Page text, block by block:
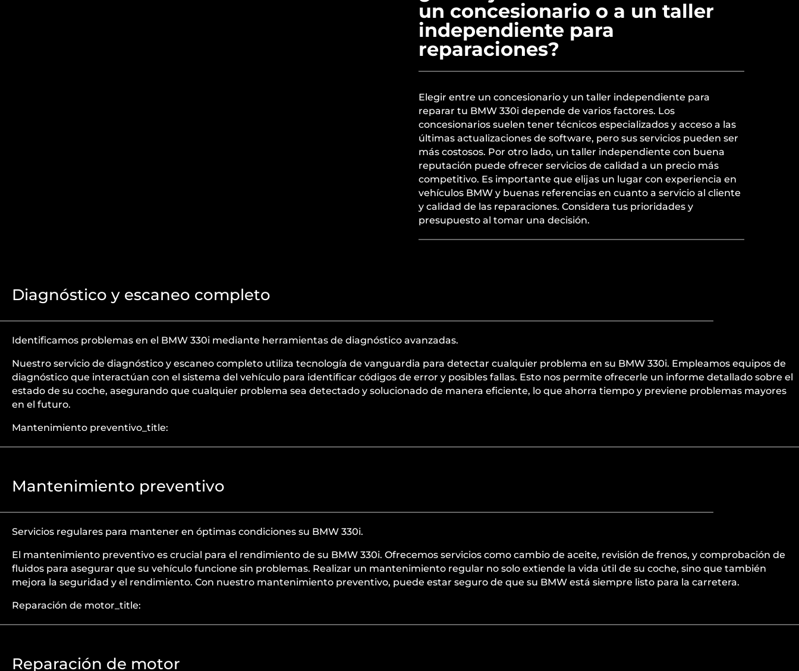
un concesionario o a un taller
independiente para
reparaciones?
Elegir entre un concesionario y un taller independiente para
reparar tu BMW 330i depende de varios factores. Los
concesionarios suelen tener técnicos especializados y acceso a las
últimas actualizaciones de software, pero sus servicios pueden ser
más costosos. Por otro lado, un taller independiente con buena
reputación puede ofrecer servicios de calidad a un precio más
competitivo. Es importante que elijas un lugar con experiencia en
vehículos BMW y buenas referencias en cuanto a servicio al cliente
y calidad de las reparaciones. Considera tus prioridades y
presupuesto al tomar una decisión.
Diagnóstico y escaneo completo
Identificamos problemas en el BMW 330i mediante herramientas de diagnóstico avanzadas.
Nuestro servicio de diagnóstico y escaneo completo utiliza tecnología de vanguardia para detectar cualquier problema en su BMW 330i. Empleamos equipos de
diagnóstico que interactúan con el sistema del vehículo para identificar códigos de error y posibles fallas. Esto nos permite ofrecerle un informe detallado sobre el
estado de su coche, asegurando que cualquier problema sea detectado y solucionado de manera eficiente, lo que ahorra tiempo y previene problemas mayores
en el futuro.
Mantenimiento preventivo_title:
Mantenimiento preventivo
Servicios regulares para mantener en óptimas condiciones su BMW 330i.
El mantenimiento preventivo es crucial para el rendimiento de su BMW 330i. Ofrecemos servicios como cambio de aceite, revisión de frenos, y comprobación de
fluidos para asegurar que su vehículo funcione sin problemas. Realizar un mantenimiento regular no solo extiende la vida útil de su coche, sino que también
mejora la seguridad y el rendimiento. Con nuestro mantenimiento preventivo, puede estar seguro de que su BMW está siempre listo para la carretera.
Reparación de motor_title:
Reparación de motor